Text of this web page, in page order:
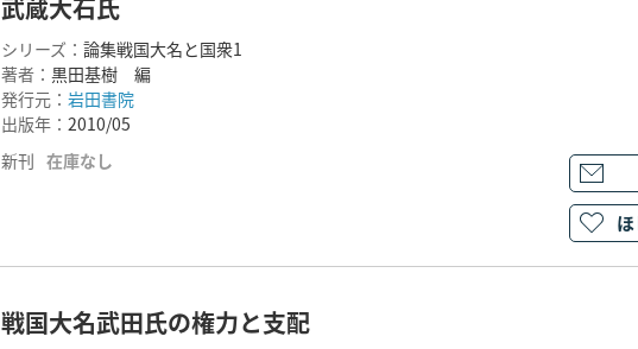
武蔵大石氏
シリーズ： 論集戦国大名と国衆1
著者： 黒田基樹 編
発行元： 岩田書院
出版年： 2010/05
新刊 在庫なし
戦国大名武田氏の権力と支配